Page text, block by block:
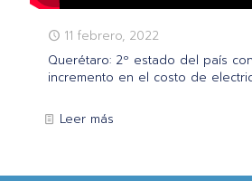
11 febrero, 2022
Querétaro: 2º estado del país
incremento en el costo de
Leer más